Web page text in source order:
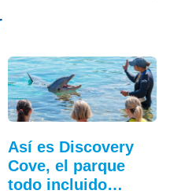
Así es Discovery
Cove, el parque
todo incluido